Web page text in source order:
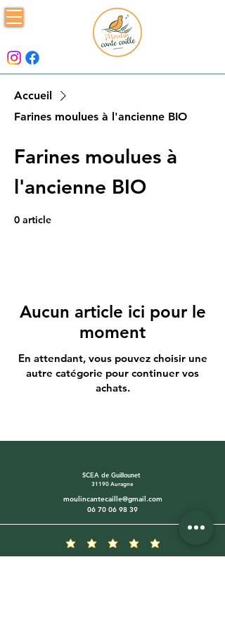
Accueil
Farines moulues à l'ancienne BIO
Farines moulues à
l'ancienne BIO
0 article
Aucun article ici pour le
moment
En attendant, vous pouvez choisir une
autre catégorie pour continuer vos
achats.
SCEA de Guillounet
31190 Auragne
moulincantecaille@gmail.com
06 70 06 98 39